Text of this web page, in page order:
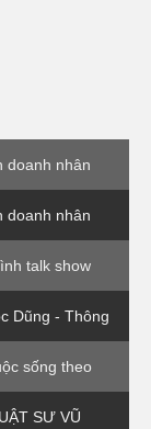
doanh nhân
doanh nhân
talk show
Dũng - Thông
sống theo
SƯ VŨ